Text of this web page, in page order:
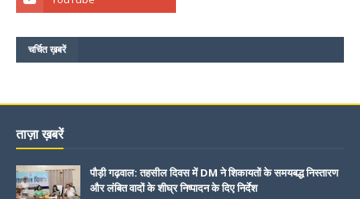
चर्चित ख़बरें
ताज़ा ख़बरें
पौड़ी गढ़वाल: तहसील दिवस में DM ने शिकायतों के समयबद्ध निस्तारण
और लंबित वादों के शीघ्र निष्पादन के दिए निर्देश